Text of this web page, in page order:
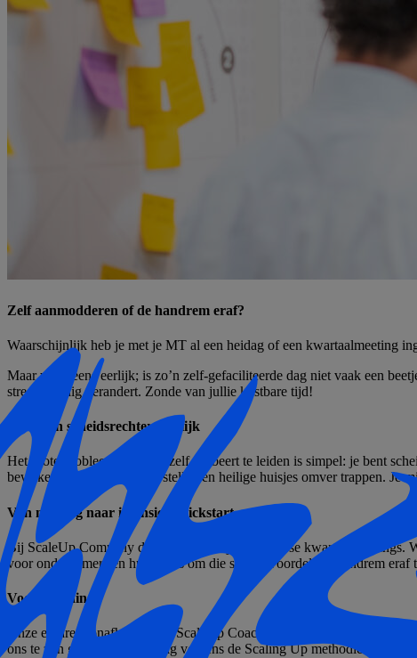
Zelf aanmodderen of de handrem eraf?
Waarschijnlijk heb je met je MT al een heidag of een kwartaalmeeting
Maar wees eens eerlijk; is zo’n zelf-gefaciliteerde dag niet vaak een
streep weinig verandert. Zonde van jullie kostbare tijd!
Speler en scheidsrechter tegelijk
Het grote probleem als je dit zelf probeert te leiden is simpel: je bent
bewaken, de lastige vragen stellen en heilige huisjes omver trappen. Je
Van meeting naar intensieve kickstart
Bij ScaleUp Company doen we eigenlijk nooit losse kwartaalmeetings.
voor ondernemers en hun MT’s om die spreekwoordelijke handrem eraf
Voorbereiding
Onze ervaren, onafhankelijke ScaleUp Coach pluist vooraf jullie
ons te zijn geweest of volledig volgens de Scaling Up methodiek te